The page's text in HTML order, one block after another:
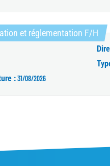
et réglementation F/H
: 31/08/2026